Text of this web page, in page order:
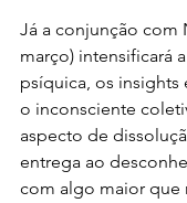
Já a conjunção com
março) intensificará
psíquica, os insights
o inconsciente
aspecto de
entrega ao
com algo maior que